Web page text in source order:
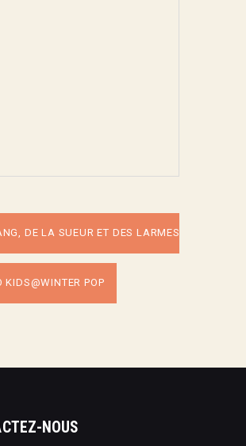
DE LA SUEUR ET DES LARMES
KIDS@WINTER POP
NOUS